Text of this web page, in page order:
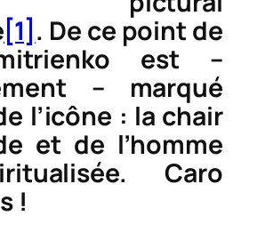
[1] . De ce point de
est –
– marqué
l’icône : la chair
et de l’homme
Caro
!